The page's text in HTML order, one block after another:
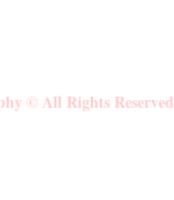
© All Rights Reserved